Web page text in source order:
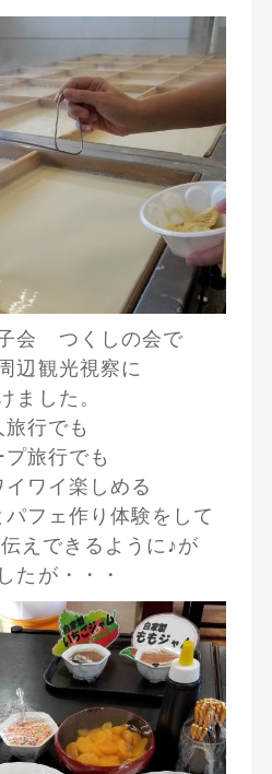
会 つくしの会で
辺観光視察に
ました。
旅行でも
プ旅行でも
ワイ楽しめる
フェ作り体験をして
えできるように♪が
たが・・・